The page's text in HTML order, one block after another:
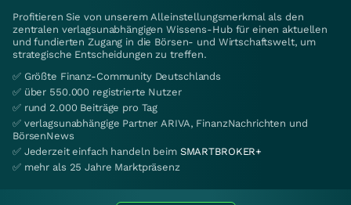
Profitieren Sie von unserem Alleinstellungsmerkmal als den
zentralen verlagsunabhängigen Wissens-Hub für einen aktuellen
und fundierten Zugang in die Börsen- und Wirtschaftswelt, um
strategische Entscheidungen zu treffen.
✅ Größte Finanz-Community Deutschlands
✅ über 550.000 registrierte Nutzer
✅ rund 2.000 Beiträge pro Tag
✅ verlagsunabhängige Partner ARIVA, FinanzNachrichten und
BörsenNews
✅ Jederzeit einfach handeln beim SMARTBROKER+
✅ mehr als 25 Jahre Marktpräsenz